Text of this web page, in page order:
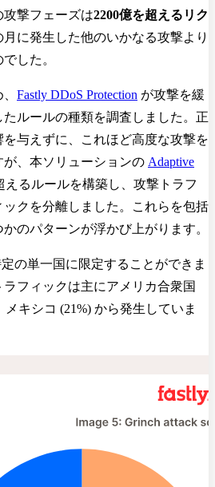
撃フェーズは2200億を超えるリク
に発生した他のいかなる攻撃より
した。
Fastly DDoS Protection が攻撃を緩
ルールの種類を調査しました。正
与えずに、これほど高度な攻撃を
、本ソリューションの Adaptive
えるルールを構築し、攻撃トラフ
ックを分離しました。これらを包括
のパターンが浮かび上がります。
の単一国に限定することができま
フィックは主にアメリカ合衆国
メキシコ (21%) から発生していま